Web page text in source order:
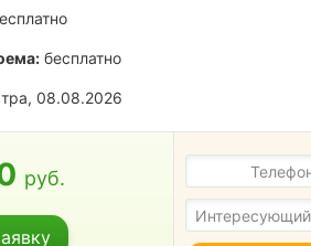
бесплатно
08.08.2026
руб.